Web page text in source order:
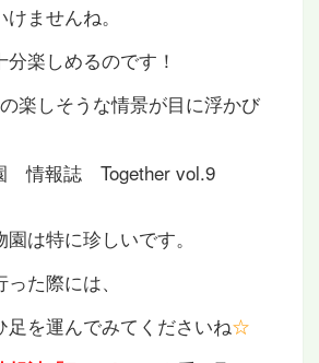
ませんね。
楽しめるのです！
楽しそうな情景が目に浮かび
は特に珍しいです。
た際には、
足を運んでみてくださいね☆